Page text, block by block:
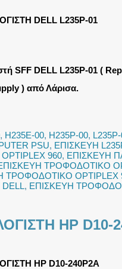
DELL L235P-01
SFF DELL L235P-01 (
) από Λάρισα.
, H235E-00, H235P-00,
PSU, ΕΠΙΣΚΕΥΗ
960, ΕΠΙΣΚΕΥΗ
ΤΡΟΦΟΔΟΤΙΚΟ
ΤΡΟΦΟΔΟΤΙΚΟ OPTIPLEX
, ΕΠΙΣΚΕΥΗ
HP D10-
HP D10-240P2A